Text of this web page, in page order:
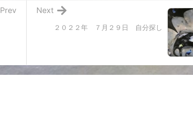
２０２２年 ７月２９日 自分探し
Next
Prev